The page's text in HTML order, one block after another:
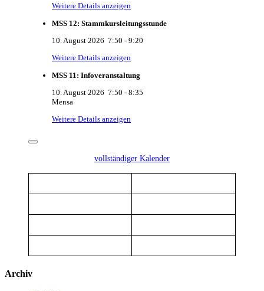
Weitere Details anzeigen
MSS 12: Stammkursleitungsstunde
10. August 2026 7:50 - 9:20
Weitere Details anzeigen
MSS 11: Infoveranstaltung
10. August 2026 7:50 - 8:35
Mensa
Weitere Details anzeigen
vollständiger Kalender
Archiv